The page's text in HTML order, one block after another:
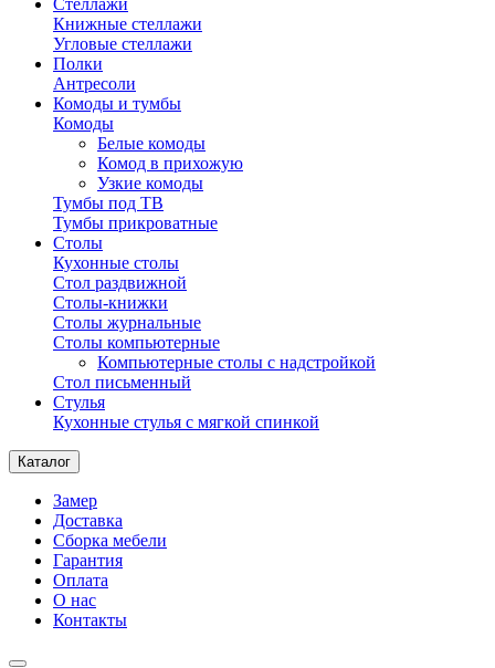
Стеллажи
Книжные стеллажи
Угловые стеллажи
Полки
Антресоли
Комоды и тумбы
Комоды
Белые комоды
Комод в прихожую
Узкие комоды
Тумбы под ТВ
Тумбы прикроватные
Столы
Кухонные столы
Стол раздвижной
Столы-книжки
Столы журнальные
Столы компьютерные
Компьютерные столы с надстройкой
Стол письменный
Стулья
Кухонные стулья с мягкой спинкой
Каталог
Замер
Доставка
Сборка мебели
Гарантия
Оплата
О нас
Контакты